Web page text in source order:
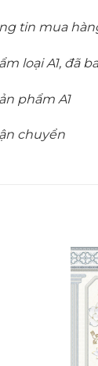
tin mua
loại A1, đã
phẩm A1
chuyển